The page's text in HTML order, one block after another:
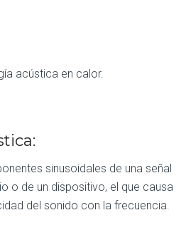
acústica en calor.
sinusoidales de una señal
o de un dispositivo, el que causa
del sonido con la frecuencia.